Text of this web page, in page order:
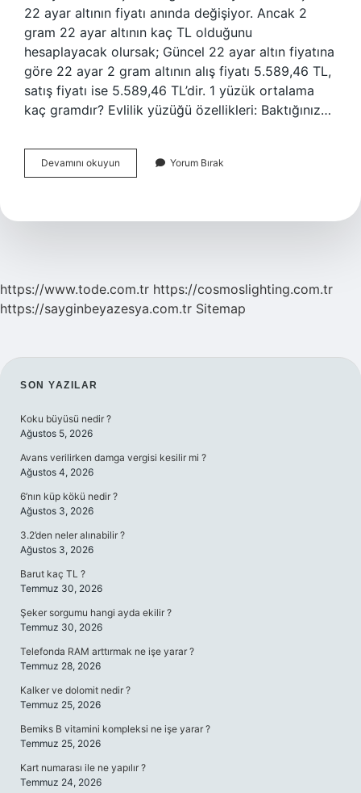
22 ayar altının fiyatı anında değişiyor. Ancak 2
gram 22 ayar altının kaç TL olduğunu
hesaplayacak olursak; Güncel 22 ayar altın fiyatına
göre 22 ayar 2 gram altının alış fiyatı 5.589,46 TL,
satış fiyatı ise 5.589,46 TL’dir. 1 yüzük ortalama
kaç gramdır? Evlilik yüzüğü özellikleri: Baktığınız…
Devamını okuyun
Gram
Ne
Yorum Bırak
https://www.tode.com.tr https://cosmoslighting.com.tr
https://sayginbeyazesya.com.tr Sitemap
SIDEBAR
SON YAZILAR
Koku büyüsü nedir ?
Ağustos 5, 2026
Avans verilirken damga vergisi kesilir mi ?
Ağustos 4, 2026
6’nın küp kökü nedir ?
Ağustos 3, 2026
3.2’den neler alınabilir ?
Ağustos 3, 2026
Barut kaç TL ?
Temmuz 30, 2026
Şeker sorgumu hangi ayda ekilir ?
Temmuz 30, 2026
Telefonda RAM arttırmak ne işe yarar ?
Temmuz 28, 2026
Kalker ve dolomit nedir ?
Temmuz 25, 2026
Bemiks B vitamini kompleksi ne işe yarar ?
Temmuz 25, 2026
Kart numarası ile ne yapılır ?
Temmuz 24, 2026